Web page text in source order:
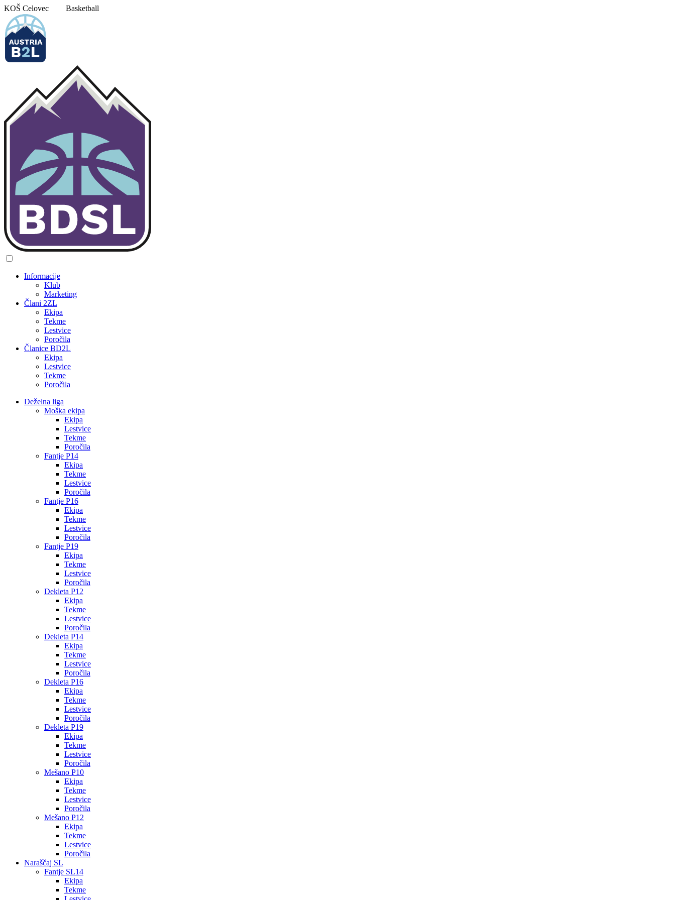
Pojdi
vsebino
KOŠ Celovec Basketball
Informacije
Klub
Marketing
Člani 2ZL
Ekipa
Tekme
Lestvice
Poročila
Članice BD2L
Ekipa
Lestvice
Tekme
Poročila
Deželna liga
Moška ekipa
Ekipa
Lestvice
Tekme
Poročila
Fantje P14
Ekipa
Tekme
Lestvice
Poročila
Fantje P16
Ekipa
Tekme
Lestvice
Poročila
Fantje P19
Ekipa
Tekme
Lestvice
Poročila
Dekleta P12
Ekipa
Tekme
Lestvice
Poročila
Dekleta P14
Ekipa
Tekme
Lestvice
Poročila
Dekleta P16
Ekipa
Tekme
Lestvice
Poročila
Dekleta P19
Ekipa
Tekme
Lestvice
Poročila
Mešano P10
Ekipa
Tekme
Lestvice
Poročila
Mešano P12
Ekipa
Tekme
Lestvice
Poročila
Naraščaj SL
Fantje SL14
Ekipa
Tekme